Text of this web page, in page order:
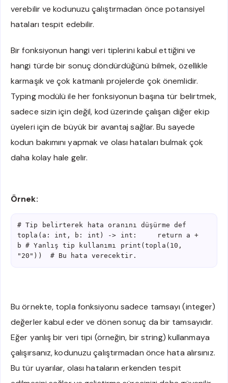
verebilir ve kodunuzu çalıştırmadan önce potansiyel
hataları tespit edebilir.
Bir fonksiyonun hangi veri tiplerini kabul ettiğini ve
hangi türde bir sonuç döndürdüğünü bilmek, özellikle
karmaşık ve çok katmanlı projelerde çok önemlidir.
Typing modülü ile her fonksiyonun başına tür belirtmek,
sadece sizin için değil, kod üzerinde çalışan diğer ekip
üyeleri için de büyük bir avantaj sağlar. Bu sayede
kodun bakımını yapmak ve olası hataları bulmak çok
daha kolay hale gelir.
Örnek:
# Tip belirterek hata oranını düşürme def
topla(a: int, b: int) -> int:     return a +
b # Yanlış tip kullanımı print(topla(10,
"20"))  # Bu hata verecektir.
Bu örnekte, topla fonksiyonu sadece tamsayı (integer)
değerler kabul eder ve dönen sonuç da bir tamsayıdır.
Eğer yanlış bir veri tipi (örneğin, bir string) kullanmaya
çalışırsanız, kodunuzu çalıştırmadan önce hata alırsınız.
Bu tür uyarılar, olası hataların erkenden tespit